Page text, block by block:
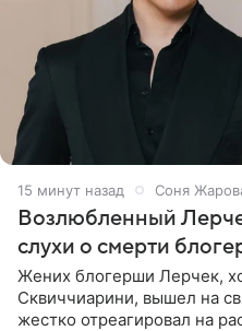
15 минут назад Соня
Возлюбленный
слухи о смерти
Жених блогерши Лерчек,
Сквиччиарини, вышел на
жестко отреагировал на